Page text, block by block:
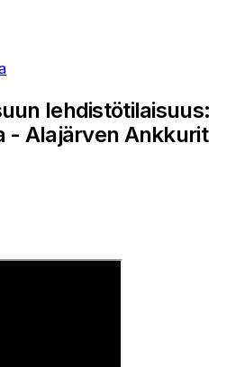
lehdistötilaisuus:
- Alajärven Ankkurit